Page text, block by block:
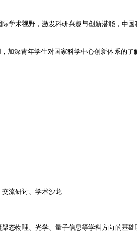
学术视野，激发科研兴趣与创新潜能，中
加深青年学生对国家科学中心创新体系的了
流研讨、学术沙龙
态物理、光学、量子信息等学科方向的基